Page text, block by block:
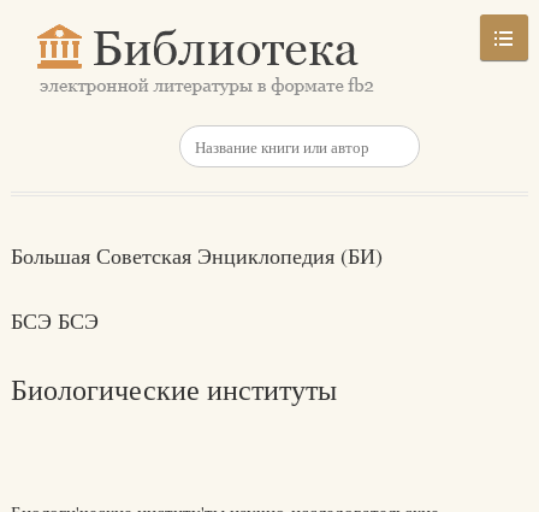
Большая Советская Энциклопедия (БИ)
БСЭ БСЭ
Биологические институты